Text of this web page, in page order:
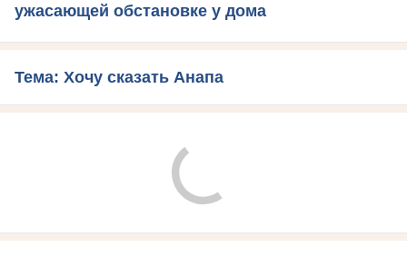
ужасающей обстановке у дома
Тема: Хочу сказать Анапа